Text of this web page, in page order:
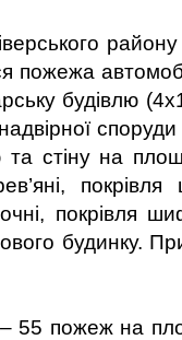
пожежа
будівлю
споруди
та стіну на
покрівля
будинку.
– 55 пожеж на